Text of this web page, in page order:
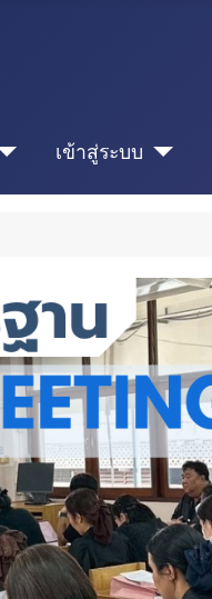
เข้าสู่ระบบ